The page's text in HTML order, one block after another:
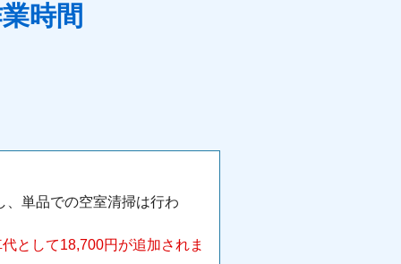
時間
、単品での空室清掃は行わ
として18,700円が追加されま